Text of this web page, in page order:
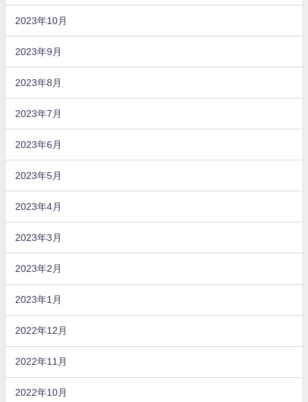
2023年10月
2023年9月
2023年8月
2023年7月
2023年6月
2023年5月
2023年4月
2023年3月
2023年2月
2023年1月
2022年12月
2022年11月
2022年10月